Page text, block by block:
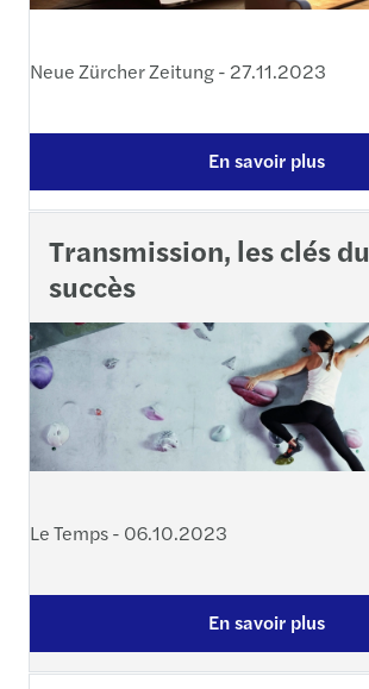
Neue Zürcher Zeitung - 27.11.2023
En savoir plus
Transmission, les clés du
succès
Le Temps - 06.10.2023
En savoir plus